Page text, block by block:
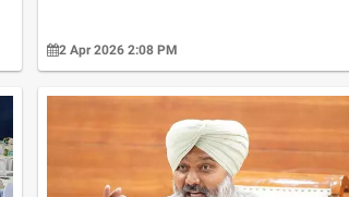
2 Apr 2026 2:08 PM